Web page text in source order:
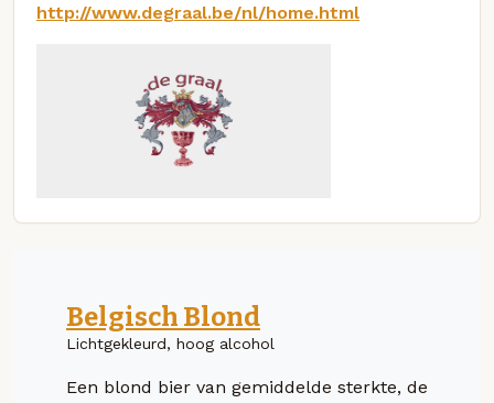
http://www.degraal.be/nl/home.html
Belgisch Blond
Lichtgekleurd, hoog alcohol
Een blond bier van gemiddelde sterkte, de